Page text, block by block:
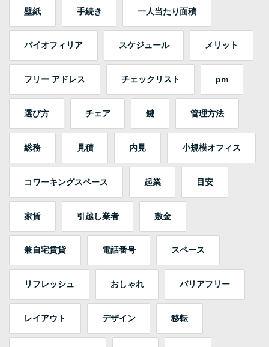
壁紙 手続き 一人当たり面積
バイオフィリア スケジュール メリット
フリー アドレス チェックリスト pm
選び方 チェア 鍵 管理方法
総務 見積 内見 小規模オフィス
コワーキングスペース 起業 目安
家賃 引越し業者 敷金
兼自宅賃貸 電話番号 スペース
リフレッシュ おしゃれ バリアフリー
レイアウト デザイン 移転